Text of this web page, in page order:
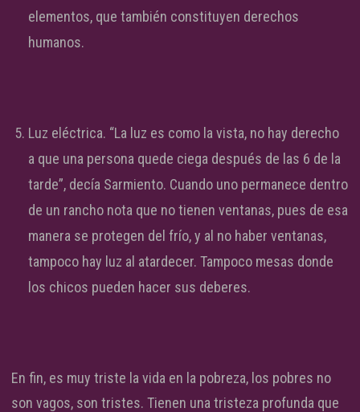
elementos, que también constituyen derechos
humanos.
Luz eléctrica. “La luz es como la vista, no hay derecho
a que una persona quede ciega después de las 6 de la
tarde”, decía Sarmiento. Cuando uno permanece dentro
de un rancho nota que no tienen ventanas, pues de esa
manera se protegen del frío, y al no haber ventanas,
tampoco hay luz al atardecer. Tampoco mesas donde
los chicos pueden hacer sus deberes.
En fin, es muy triste la vida en la pobreza, los pobres no
son vagos, son tristes. Tienen una tristeza profunda que